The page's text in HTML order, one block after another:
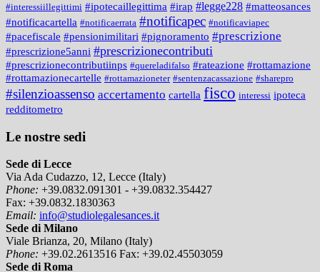
#interessiillegittimi #ipotecaillegittima #irap #legge228 #matteosances
#notificacartella #notificaerrata #notificapec #notificaviapec
#pacefiscale #pensionimilitari #pignoramento #prescrizione
#prescrizione5anni #prescrizionecontributi
#prescrizionecontributiinps #quereladifalso #rateazione #rottamazione
#rottamazionecartelle #rottamazioneter #sentenzacassazione #sharepro
#silenzioassenso accertamento cartella fisco interessi ipoteca
redditometro
Le nostre sedi
Sede di Lecce
Via Ada Cudazzo, 12, Lecce (Italy)
Phone: +39.0832.091301 - +39.0832.354427
Fax: +39.0832.1830363
Email: info@studiolegalesances.it
Sede di Milano
Viale Brianza, 20, Milano (Italy)
Phone: +39.02.2613516 Fax: +39.02.45503059
Sede di Roma